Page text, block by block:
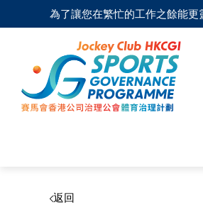
為了讓您在繁忙的工作之餘能更
返回